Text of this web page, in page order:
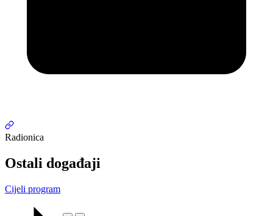
Radionica
Ostali događaji
Cijeli program